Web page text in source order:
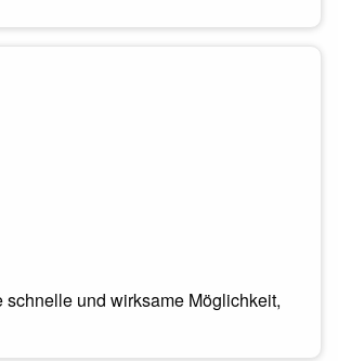
und wirksame Möglichkeit,